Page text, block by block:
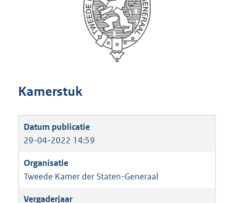
Kamerstuk
29-04-2022 14:59
Tweede Kamer der Staten-Generaal